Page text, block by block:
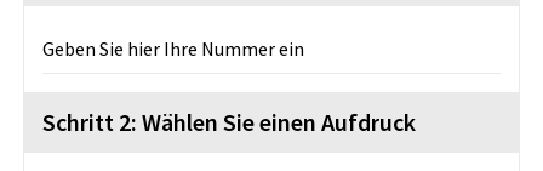
Geben Sie hier Ihre Nummer ein
Schritt 2: Wählen Sie einen Aufdruck